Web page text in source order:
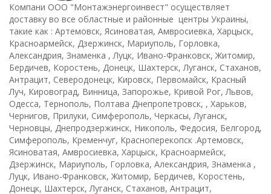
Компани ООО "Монтажэнергоинвест" осуществляет
доставку во все областные и районные центры Украины,
такие как : Артемовск, Ясиноватая, Амвросиевка, Харцыск,
Красноармейск, Дзержинск, Мариуполь, Горловка,
Александрия, Знаменка , Луцк, Ивано-Франковск, Житомир,
Бердичев, Коростень, Донецк, Шахтерск, Луганск, Стаханов,
Антрацит, Северодонецк, Кировск, Первомайск, Красный
Луч, Кировоград, Винница, Запорожье, Кривой Рог, Львов,
Одесса, Тернополь, Полтава Днепропетровск, , Харьков,
Чернигов, Прилуки, Симферополь, Черкасы, Луганск,
Черновцы, Днепродзержинск, Никополь, Федосия, Белгород,
Симферополь, Кременчуг, Красноперекопск .Артемовск,
Ясиноватая, Амвросиевка, Харцыск, Красноармейск,
Дзержинск, Мариуполь, Горловка, Александрия, Знаменка ,
Луцк, Ивано-Франковск, Житомир, Бердичев, Коростень,
Донецк, Шахтерск, Луганск, Стаханов, Антрацит,